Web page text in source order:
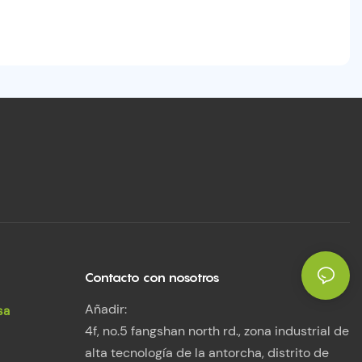
Contacto con nosotros
Añadir:
4f, no.5 fangshan north rd., zona industrial de
alta tecnología de la antorcha, distrito de